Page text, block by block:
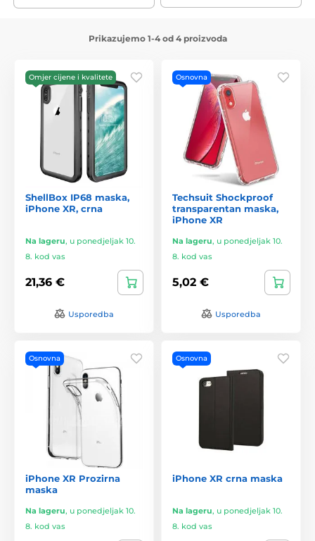
Prikazujemo 1-4 od 4 proizvoda
Omjer cijene i kvalitete
ShellBox IP68 maska,
iPhone XR, crna
Na lageru, u ponedjeljak 10.
8. kod vas
21,36 €
Usporedba
Osnovna
Techsuit Shockproof
transparentan maska,
iPhone XR
Na lageru, u ponedjeljak 10.
8. kod vas
5,02 €
Usporedba
Osnovna
iPhone XR Prozirna
maska
Na lageru, u ponedjeljak 10.
8. kod vas
Osnovna
iPhone XR crna maska
Na lageru, u ponedjeljak 10.
8. kod vas